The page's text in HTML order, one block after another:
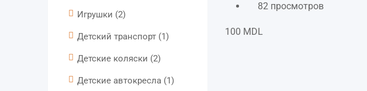
Игрушки (2)
Детский транспорт (1)
Детские коляски (2)
Детские автокресла (1)
82 просмотров
100 MDL